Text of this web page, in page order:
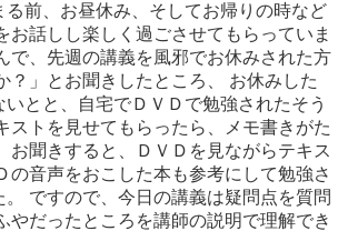
る前、お昼休み、そしてお帰りの時など
お話しし楽しく過ごさせてもらっていま
で、先週の講義を風邪でお休みされた方
？」とお聞きしたところ、 お休みした
とと、自宅でＤＶＤで勉強されたそう
ストを見せてもらったら、メモ書きがた
お聞きすると、ＤＶＤを見ながらテキス
の音声をおこした本も参考にして勉強さ
ですので、今日の講義は疑問点を質問
やだったところを講師の説明で理解でき